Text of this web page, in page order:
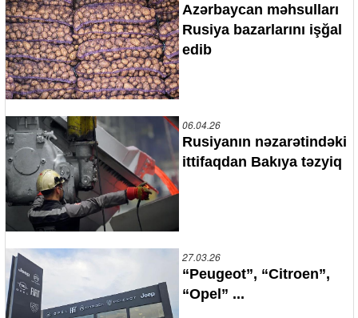
Azərbaycan məhsulları
Rusiya bazarlarını işğal
edib
06.04.26
Rusiyanın nəzarətindəki
ittifaqdan Bakıya təzyiq
27.03.26
“Peugeot”, “Citroen”,
“Opel” ...